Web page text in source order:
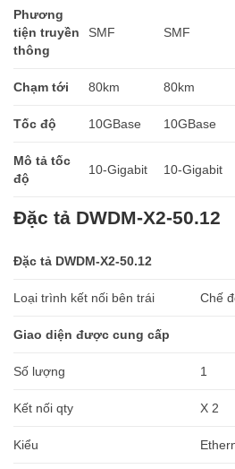
Phương
tiện truyền
thông
SMF SMF
Chạm tới 80km 80km
Tốc độ 10GBase 10GBase
Mô tả tốc
độ
10-Gigabit 10-Gigabit
Đặc tả DWDM-X2-50.12
Đặc tả DWDM-X2-50.12
Loại trình kết nối bên trái Chế
Giao diện được cung cấp
Số lượng 1
Kết nối qty X 2
Kiểu